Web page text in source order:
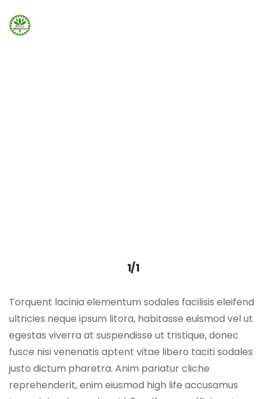
1/1
Torquent lacinia elementum sodales facilisis eleifend
ultricies neque ipsum litora, habitasse euismod vel ut
egestas viverra at suspendisse ut tristique, donec
fusce nisi venenatis aptent vitae libero taciti sodales
justo dictum pharetra. Anim pariatur cliche
reprehenderit, enim eiusmod high life accusamus